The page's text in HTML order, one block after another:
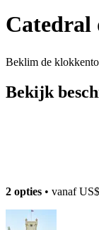
Catedral
Beklim de
Bekijk
2 opties • vanaf